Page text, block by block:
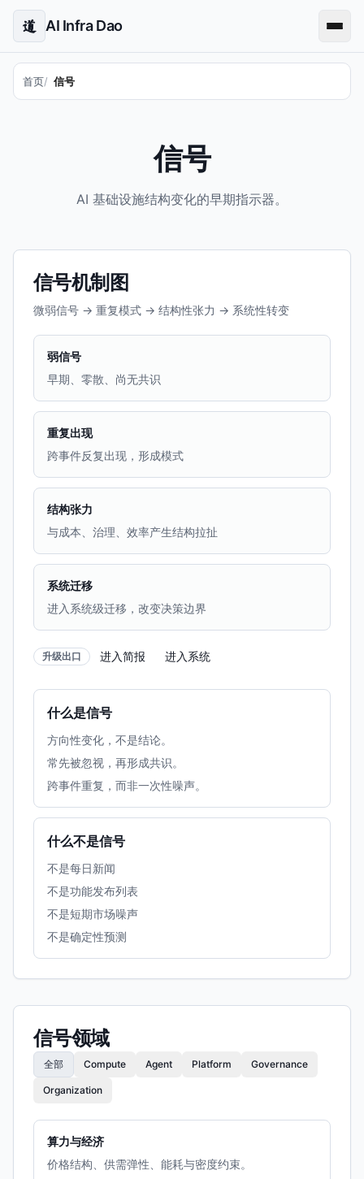
道 AI Infra Dao
首页 信号
信号
AI 基础设施结构变化的早期指示器。
信号机制图
微弱信号 → 重复模式 → 结构性张力 → 系统性转变
弱信号
早期、零散、尚无共识
重复出现
跨事件反复出现，形成模式
结构张力
与成本、治理、效率产生结构拉扯
系统迁移
进入系统级迁移，改变决策边界
升级出口 进入简报 进入系统
什么是信号
方向性变化，不是结论。
常先被忽视，再形成共识。
跨事件重复，而非一次性噪声。
什么不是信号
不是每日新闻
不是功能发布列表
不是短期市场噪声
不是确定性预测
信号领域
全部 Compute Agent Platform Governance
Organization
算力与经济
价格结构、供需弹性、能耗与密度约束。